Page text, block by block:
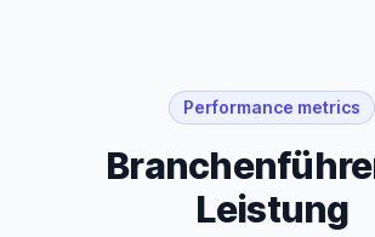
Performance metrics
Leistung